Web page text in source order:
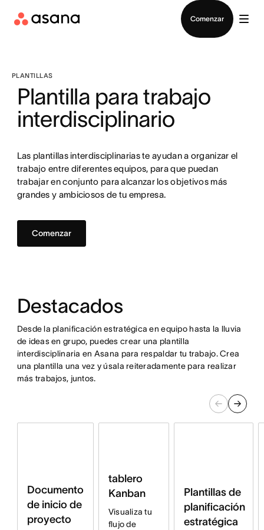
Comenzar
PLANTILLAS
Plantilla para trabajo
interdisciplinario
Las plantillas interdisciplinarias te ayudan a organizar el
trabajo entre diferentes equipos, para que puedan
trabajar en conjunto para alcanzar los objetivos más
grandes y ambiciosos de tu empresa.
Comenzar
Destacados
Desde la planificación estratégica en equipo hasta la lluvia
de ideas en grupo, puedes crear una plantilla
interdisciplinaria en Asana para respaldar tu trabajo. Crea
una plantilla una vez y úsala reiteradamente para realizar
más trabajos, juntos.
Documento
de inicio de
proyecto
tablero
Kanban
Visualiza tu
flujo de
Plantillas de
planificación
estratégica